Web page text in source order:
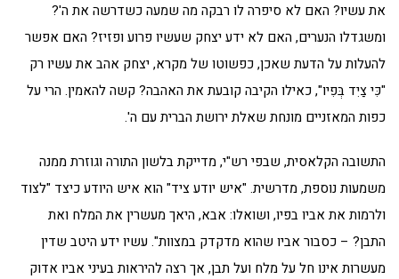
את עשיו? האם לא סיפרה לו רבקה מה שמעה כשדרשה את ה'?
ומשגדלו הנערים, האם לא ידע יצחק שעשיו פרוע ופזיז? האם אפשר
להעלות על הדעת שאכן, כפשוטו של מקרא, יצחק אהב את עשיו רק
"כִּי צַיִד בְּפִיו", כאילו הקיבה קובעת את האהבה? קשה להאמין. הרי על
כפות המאזניים מונחת שאלת ירושת הברית עם ה'.
התשובה הקלאסית, שבפי רש"י, מדייקת בלשון התורה וגוזרת ממנה
משמעות נוספת, מדרשית. "איש יודע ציד" הוא איש היודע כיצד "לצוד
ולרמות את אביו בפיו, ושואלו: אבא, היאך מעשרין את המלח ואת
התבן? – כסבור אביו שהוא מדקדק במצוות". עשיו ידע היטב שדין
מעשרות אינו חל על מלח ועל תבן, אך רצה להיראות בעיני אביו אדוק